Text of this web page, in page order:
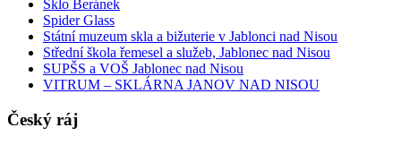
Sklo Beránek
Spider Glass
Státní muzeum skla a bižuterie v Jablonci nad Nisou
Střední škola řemesel a služeb, Jablonec nad Nisou
SUPŠS a VOŠ Jablonec nad Nisou
VITRUM – SKLÁRNA JANOV NAD NISOU
Český ráj